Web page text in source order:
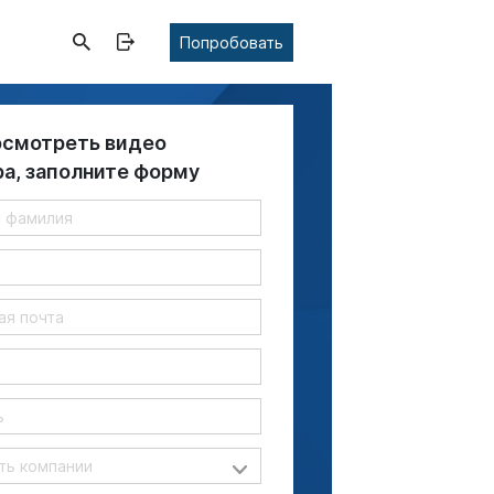
Попробовать
видео
заполните форму
компании